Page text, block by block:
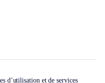
d’utilisation et de services